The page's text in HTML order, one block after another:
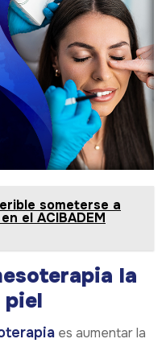
someterse a
el ACIBADEM
la
piel
es aumentar la